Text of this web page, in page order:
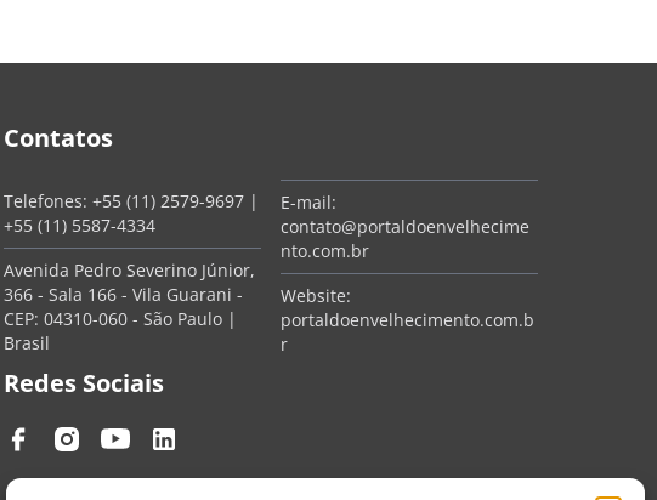
Contatos
Telefones: +55 (11) 2579-9697|
+55 (11) 5587-4334
Avenida Pedro Severino Júnior,
366 - Sala 166 - Vila Guarani -
CEP: 04310-060 - São Paulo |
Brasil
E-mail:
contato@portaldoenvelhecime
nto.com.br
Website:
portaldoenvelhecimento.com.b
r
Redes Sociais